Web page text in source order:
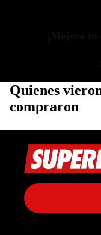
Quienes
compraron
Información
Política de
Términos del